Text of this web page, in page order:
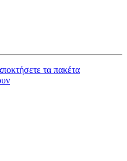
τα πακέτα